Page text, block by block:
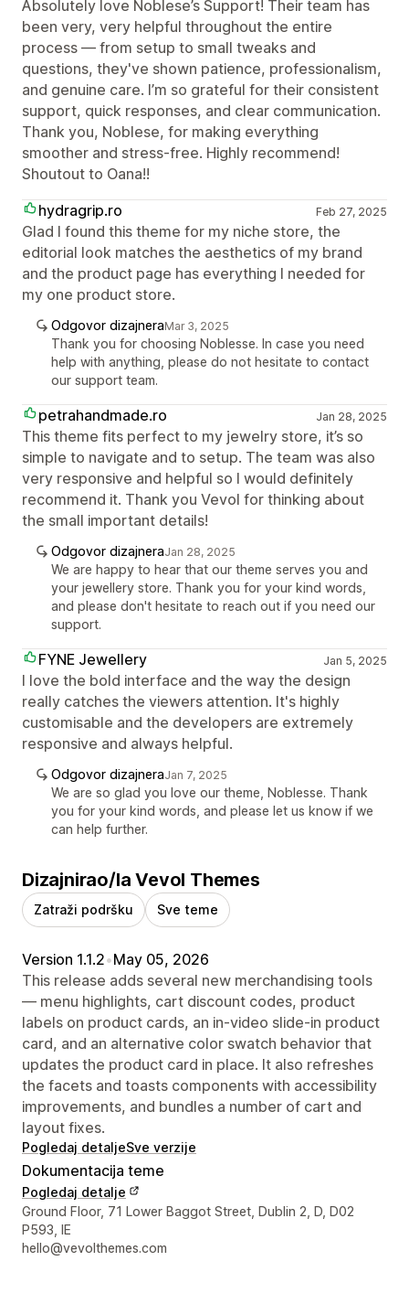
Absolutely love Noblese’s Support! Their team has
been very, very helpful throughout the entire
process — from setup to small tweaks and
questions, they've shown patience, professionalism,
and genuine care. I’m so grateful for their consistent
support, quick responses, and clear communication.
Thank you, Noblese, for making everything
smoother and stress-free. Highly recommend!
Shoutout to Oana!!
hydragrip.ro
Feb 27, 2025
Glad I found this theme for my niche store, the
editorial look matches the aesthetics of my brand
and the product page has everything I needed for
my one product store.
Odgovor dizajneraMar 3, 2025
Thank you for choosing Noblesse. In case you need
help with anything, please do not hesitate to contact
our support team.
petrahandmade.ro Jan 28, 2025
This theme fits perfect to my jewelry store, it’s so
simple to navigate and to setup. The team was also
very responsive and helpful so I would definitely
recommend it. Thank you Vevol for thinking about
the small important details!
Odgovor dizajneraJan 28, 2025
We are happy to hear that our theme serves you and
your jewellery store. Thank you for your kind words,
and please don't hesitate to reach out if you need our
support.
FYNE Jewellery Jan 5, 2025
I love the bold interface and the way the design
really catches the viewers attention. It's highly
customisable and the developers are extremely
responsive and always helpful.
Odgovor dizajneraJan 7, 2025
We are so glad you love our theme, Noblesse. Thank
you for your kind words, and please let us know if we
can help further.
Dizajnirao/la Vevol Themes
Zatraži podršku Sve teme
Version 1.1.2•May 05, 2026
This release adds several new merchandising tools
— menu highlights, cart discount codes, product
labels on product cards, an in-video slide-in product
card, and an alternative color swatch behavior that
updates the product card in place. It also refreshes
the facets and toasts components with accessibility
improvements, and bundles a number of cart and
layout fixes.
Pogledaj detaljeSve verzije
Dokumentacija teme
Pogledaj detalje
Podaci za kontakt dizajnera
Ground Floor, 71 Lower Baggot Street, Dublin 2, D, D02
P593, IE
hello@vevolthemes.com